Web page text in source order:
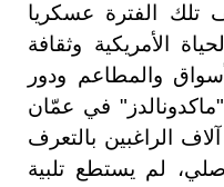
تلك الفترة عسكريا
الأمريكية وثقافة
والمطاعم ودور
في عمّان
الراغبين بالتعرف
لم يستطع تلبية